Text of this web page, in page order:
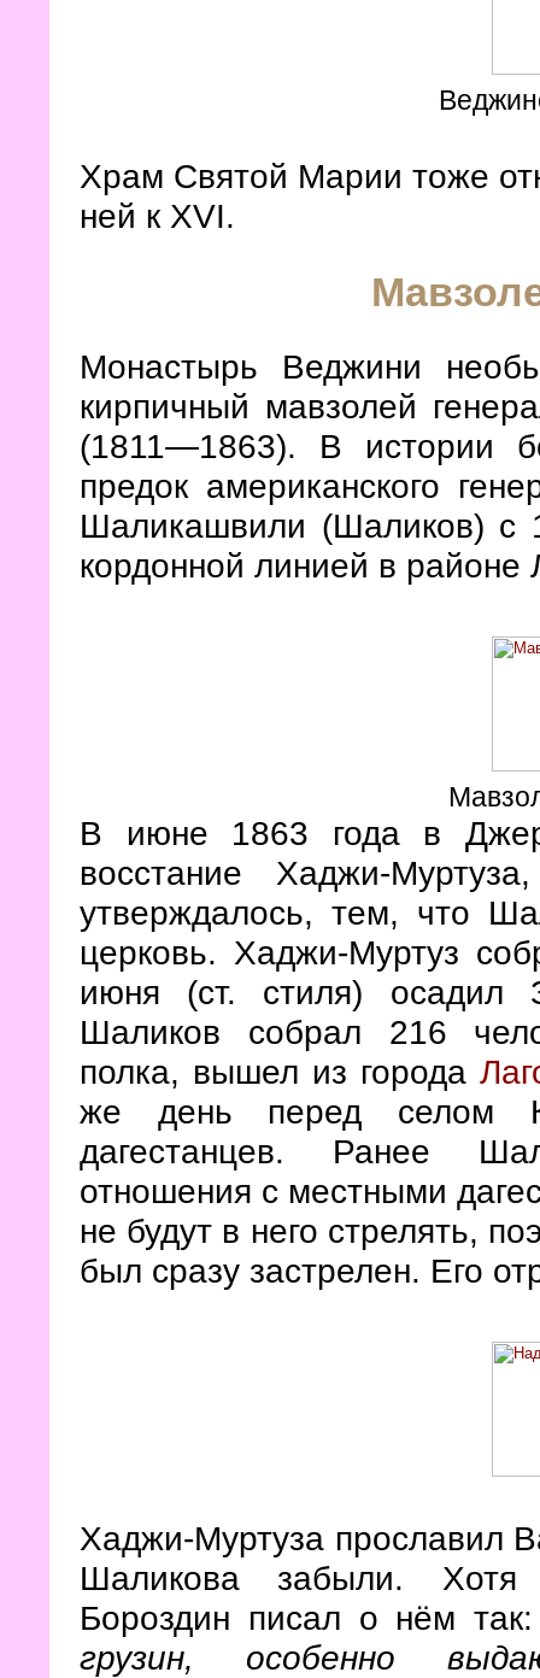
Храм Святой Марии тоже
ней к XVI.
Монастырь Веджини
кирпичный мавзолей
(1811—1863). В истории
предок американского
Шаликашвили (Шаликов) с
кордонной линией в районе
В июне 1863 года в Джер-
восстание Хаджи-
утверждалось, тем, что
церковь. Хаджи-Муртуз
июня (ст. стиля) осадил
Шаликов собрал 216
полка, вышел из города
же день перед селом
дагестанцев. Ранее
отношения с местными
не будут в него стрелять,
был сразу застрелен. Его
Хаджи-Муртуза прославил
Шаликова забыли. Хотя
Бороздин писал о нём
грузин, особенно